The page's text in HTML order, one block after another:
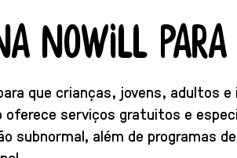
NOWILL PARA
que crianças, jovens, adultos
serviços gratuitos e
subnormal, além de programas